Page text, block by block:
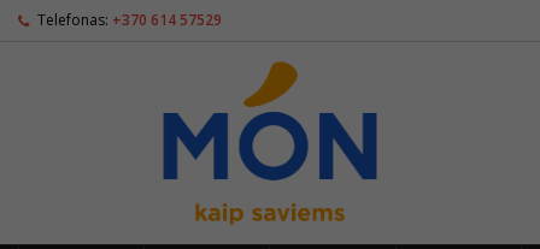
Telefonas: +370 614 57529